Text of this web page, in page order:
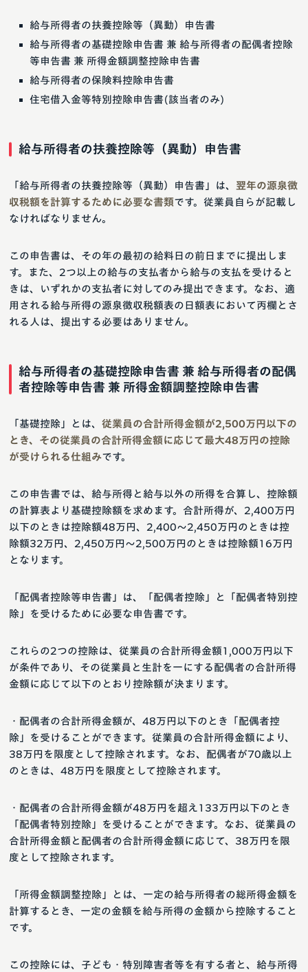
給与所得者の扶養控除等（異動）申告書
給与所得者の基礎控除申告書 兼 給与所得者の配偶者控除
等申告書 兼 所得金額調整控除申告書
給与所得者の保険料控除申告書
住宅借入金等特別控除申告書(該当者のみ)
給与所得者の扶養控除等（異動）申告書
「給与所得者の扶養控除等（異動）申告書」は、 翌年の源泉徴
収税額を計算するために必要な書類です。従業員自らが記載し
なければなりません。
この申告書は、その年の最初の給料日の前日までに提出しま
す。また、2つ以上の給与の支払者から給与の支払を受けると
きは、いずれかの支払者に対してのみ提出できます。なお、適
用される給与所得の源泉徴収税額表の日額表において丙欄とさ
れる人は、提出する必要はありません。
給与所得者の基礎控除申告書 兼 給与所得者の配偶
者控除等申告書 兼 所得金額調整控除申告書
「基礎控除」とは、 従業員の合計所得金額が2,500万円以下の
とき、その従業員の合計所得金額に応じて最大48万円の控除
が受けられる仕組みです。
この申告書では、給与所得と給与以外の所得を合算し、控除額
の計算表より基礎控除額を求めます。合計所得が、2,400万円
以下のときは控除額48万円、2,400〜2,450万円のときは控
除額32万円、2,450万円〜2,500万円のときは控除額16万円
となります。
「配偶者控除等申告書」は、「配偶者控除」と「配偶者特別控
除」を受けるために必要な申告書です。
これらの2つの控除は、従業員の合計所得金額1,000万円以下
が条件であり、その従業員と生計を一にする配偶者の合計所得
金額に応じて以下のとおり控除額が決まります。
・配偶者の合計所得金額が、48万円以下のとき「配偶者控
除」を受けることができます。従業員の合計所得金額により、
38万円を限度として控除されます。なお、配偶者が70歳以上
のときは、48万円を限度として控除されます。
・配偶者の合計所得金額が48万円を超え133万円以下のとき
「配偶者特別控除」を受けることができます。なお、従業員の
合計所得金額と配偶者の合計所得金額に応じて、38万円を限
度として控除されます。
「所得金額調整控除」とは、一定の給与所得者の総所得金額を
計算するとき、一定の金額を給与所得の金額から控除すること
です。
この控除には、子ども・特別障害者等を有する者と、給与所得